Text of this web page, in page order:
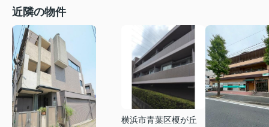
近隣の物件
横浜市青葉区榎が丘